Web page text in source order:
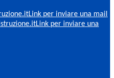
Link per inviare una mail
Link per inviare una